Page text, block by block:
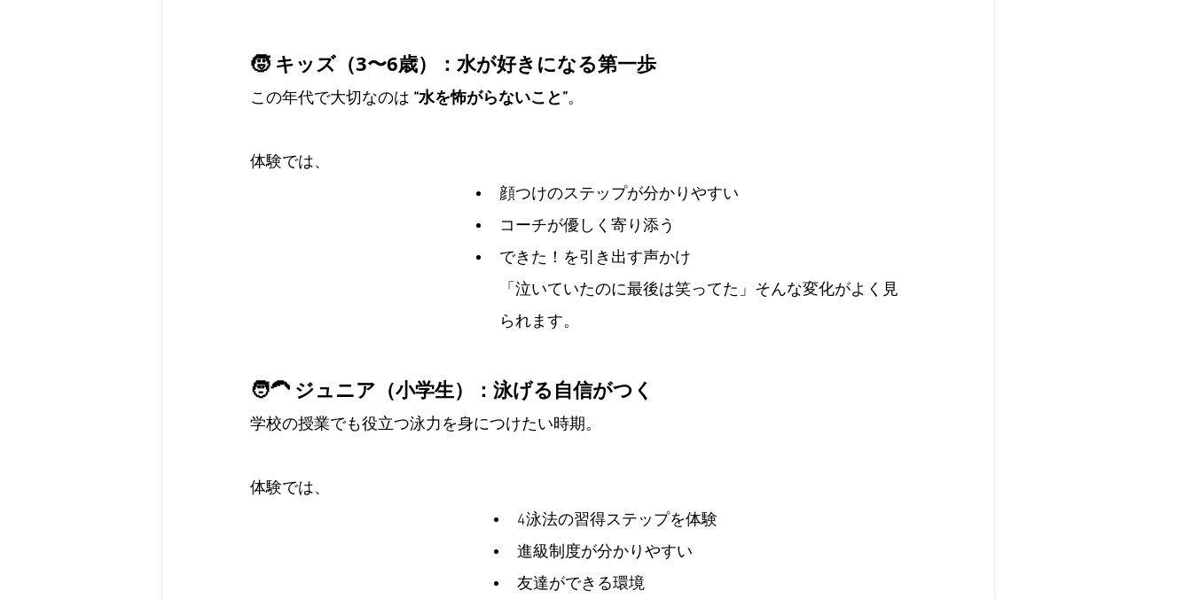
🧒 キッズ（3〜6歳）：水が好きになる第一歩
この年代で大切なのは “水を怖がらないこと”。
体験では、
顔つけのステップが分かりやすい
コーチが優しく寄り添う
できた！を引き出す声かけ
「泣いていたのに最後は笑ってた」そんな変化がよく見
られます。
🧑‍🦱 ジュニア（小学生）：泳げる自信がつく
学校の授業でも役立つ泳力を身につけたい時期。
体験では、
4泳法の習得ステップを体験
進級制度が分かりやすい
友達ができる環境